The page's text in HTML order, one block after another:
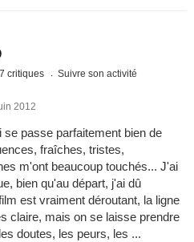
critiques Suivre son activité
2012
passe parfaitement bien de
fraîches, tristes,
m'ont beaucoup touchés... J'ai
bien qu'au départ, j'ai dû
est vraiment déroutant, la ligne
claire, mais on se laisse prendre
doutes, les peurs, les ...